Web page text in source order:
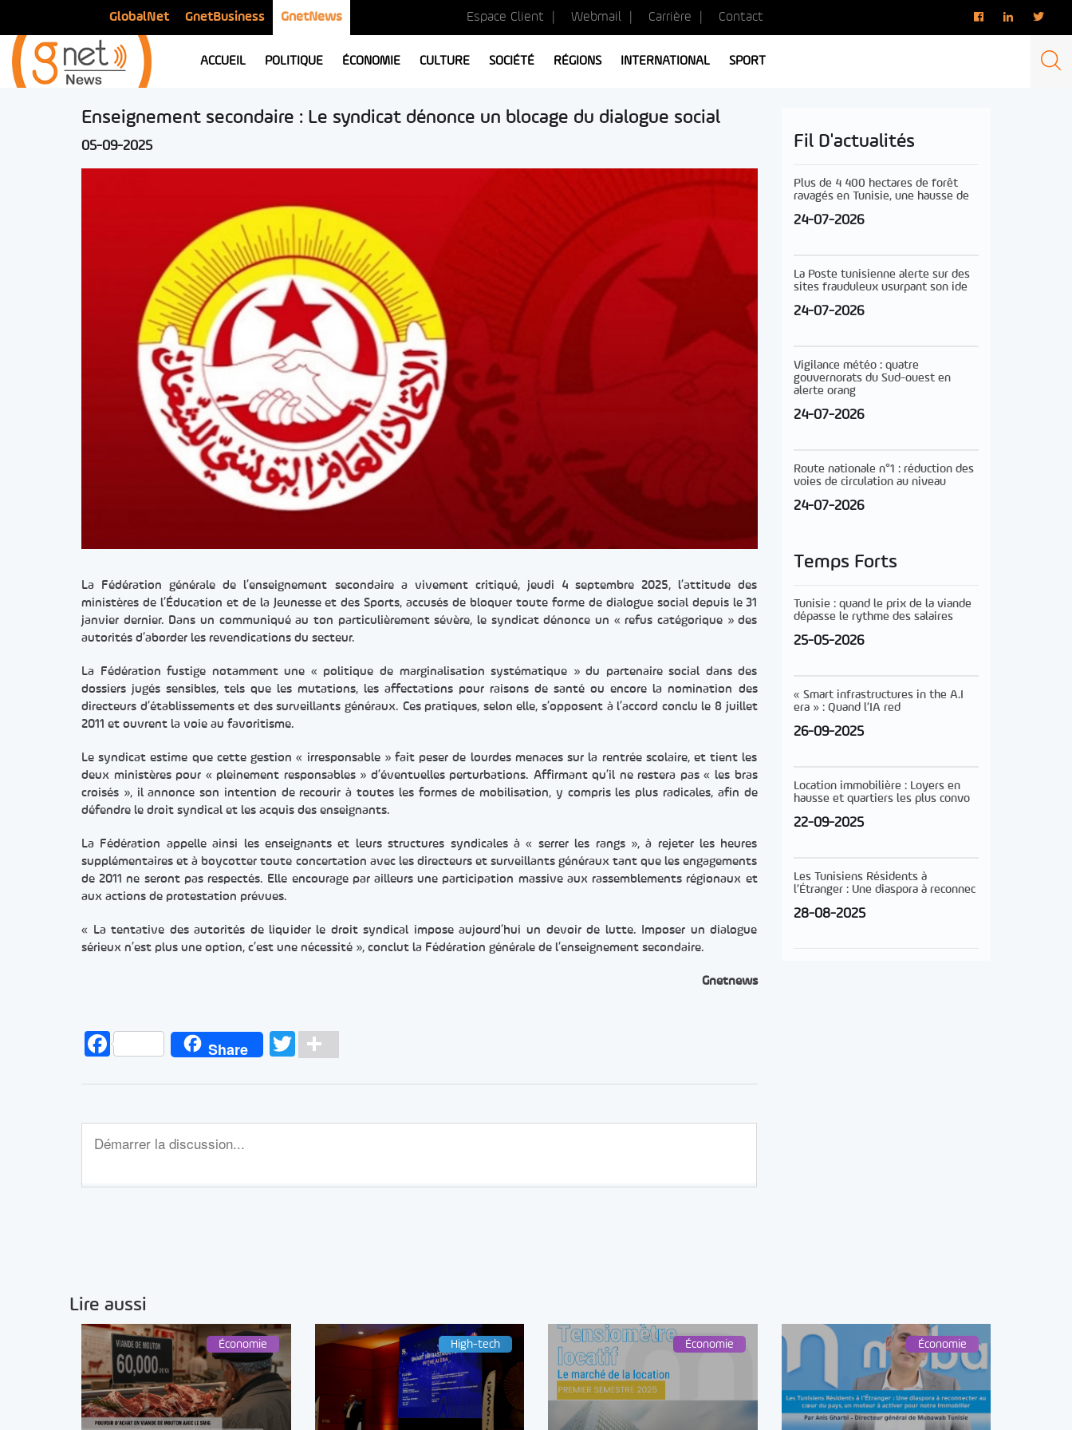
GlobalNet GnetBusiness GnetNews Espace Client Webmail Carrière Contact
ACCUEIL POLITIQUE ÉCONOMIE CULTURE SOCIÉTÉ RÉGIONS INTERNATIONAL SPORT
Enseignement secondaire : Le syndicat dénonce un blocage du dialogue social
05-09-2025
La Fédération générale de l’enseignement secondaire a vivement critiqué, jeudi 4 septembre 2025, l’attitude des
ministères de l’Éducation et de la Jeunesse et des Sports, accusés de bloquer toute forme de dialogue social depuis le 31
janvier dernier. Dans un communiqué au ton particulièrement sévère, le syndicat dénonce un « refus catégorique » des
autorités d’aborder les revendications du secteur.
La Fédération fustige notamment une « politique de marginalisation systématique » du partenaire social dans des
dossiers jugés sensibles, tels que les mutations, les affectations pour raisons de santé ou encore la nomination des
directeurs d’établissements et des surveillants généraux. Ces pratiques, selon elle, s’opposent à l’accord conclu le 8 juillet
2011 et ouvrent la voie au favoritisme.
Le syndicat estime que cette gestion « irresponsable » fait peser de lourdes menaces sur la rentrée scolaire, et tient les
deux ministères pour « pleinement responsables » d’éventuelles perturbations. Affirmant qu’il ne restera pas « les bras
croisés », il annonce son intention de recourir à toutes les formes de mobilisation, y compris les plus radicales, afin de
défendre le droit syndical et les acquis des enseignants.
La Fédération appelle ainsi les enseignants et leurs structures syndicales à « serrer les rangs », à rejeter les heures
supplémentaires et à boycotter toute concertation avec les directeurs et surveillants généraux tant que les engagements
de 2011 ne seront pas respectés. Elle encourage par ailleurs une participation massive aux rassemblements régionaux et
aux actions de protestation prévues.
« La tentative des autorités de liquider le droit syndical impose aujourd’hui un devoir de lutte. Imposer un dialogue
sérieux n’est plus une option, c’est une nécessité », conclut la Fédération générale de l’enseignement secondaire.
Gnetnews
FacebookShare TwitterPartager
Fil D'actualités
Plus de 4 400 hectares de forêt
ravagés en Tunisie, une hausse de
24-07-2026
La Poste tunisienne alerte sur des
sites frauduleux usurpant son ide
24-07-2026
Vigilance météo : quatre
gouvernorats du Sud-ouest en
alerte orang
24-07-2026
Route nationale n°1 : réduction des
voies de circulation au niveau
24-07-2026
Temps Forts
Tunisie : quand le prix de la viande
dépasse le rythme des salaires
25-05-2026
« Smart infrastructures in the A.I
era » : Quand l’IA red
26-09-2025
Location immobilière : Loyers en
hausse et quartiers les plus convo
22-09-2025
Les Tunisiens Résidents à
l’Étranger : Une diaspora à reconnec
28-08-2025
Lire aussi
Économie High-tech Économie Économie